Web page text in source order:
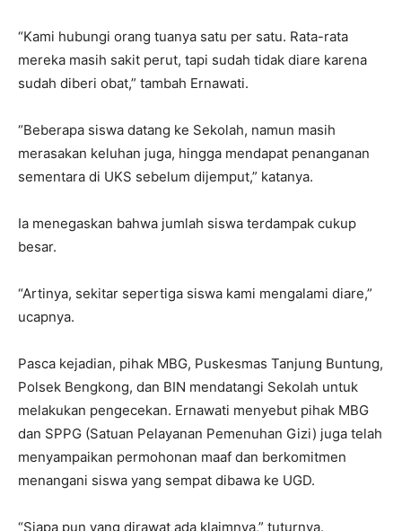
“Kami hubungi orang tuanya satu per satu. Rata-rata
mereka masih sakit perut, tapi sudah tidak diare karena
sudah diberi obat,” tambah Ernawati.
“Beberapa siswa datang ke Sekolah, namun masih
merasakan keluhan juga, hingga mendapat penanganan
sementara di UKS sebelum dijemput,” katanya.
Ia menegaskan bahwa jumlah siswa terdampak cukup
besar.
“Artinya, sekitar sepertiga siswa kami mengalami diare,”
ucapnya.
Pasca kejadian, pihak MBG, Puskesmas Tanjung Buntung,
Polsek Bengkong, dan BIN mendatangi Sekolah untuk
melakukan pengecekan. Ernawati menyebut pihak MBG
dan SPPG (Satuan Pelayanan Pemenuhan Gizi) juga telah
menyampaikan permohonan maaf dan berkomitmen
menangani siswa yang sempat dibawa ke UGD.
“Siapa pun yang dirawat ada klaimnya,” tuturnya.